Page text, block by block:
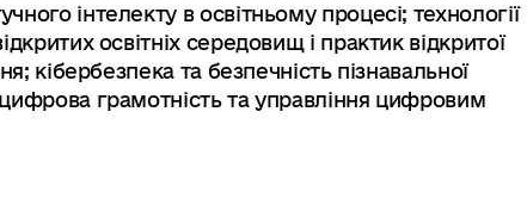
інтелекту в освітньому процесі; технології
освітніх середовищ і практик відкритої
кібербезпека та безпечність пізнавальної
грамотність та управління цифровим